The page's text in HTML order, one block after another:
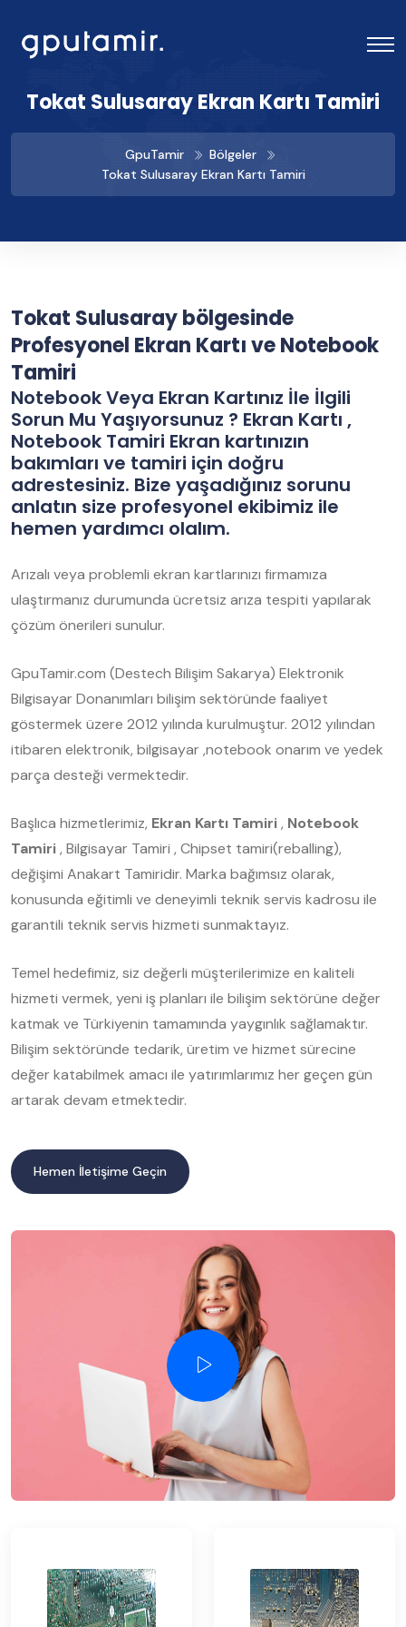
Tokat Sulusaray Ekran Kartı Tamiri
GpuTamir
Bölgeler
Tokat Sulusaray Ekran Kartı Tamiri
Tokat Sulusaray bölgesinde
Profesyonel Ekran Kartı ve Notebook
Tamiri
Notebook Veya Ekran Kartınız İle İlgili
Sorun Mu Yaşıyorsunuz ? Ekran Kartı ,
Notebook Tamiri Ekran kartınızın
bakımları ve tamiri için doğru
adrestesiniz. Bize yaşadığınız sorunu
anlatın size profesyonel ekibimiz ile
hemen yardımcı olalım.
Arızalı veya problemli ekran kartlarınızı firmamıza
ulaştırmanız durumunda ücretsiz arıza tespiti yapılarak
çözüm önerileri sunulur.
GpuTamir.com (Destech Bilişim Sakarya) Elektronik
Bilgisayar Donanımları bilişim sektöründe faaliyet
göstermek üzere 2012 yılında kurulmuştur. 2012 yılından
itibaren elektronik, bilgisayar ,notebook onarım ve yedek
parça desteği vermektedir.
Başlıca hizmetlerimiz, Ekran Kartı Tamiri, Notebook
Tamiri, Bilgisayar Tamiri , Chipset tamiri(reballing),
değişimi Anakart Tamiridir. Marka bağımsız olarak,
konusunda eğitimli ve deneyimli teknik servis kadrosu ile
garantili teknik servis hizmeti sunmaktayız.
Temel hedefimiz, siz değerli müşterilerimize en kaliteli
hizmeti vermek, yeni iş planları ile bilişim sektörüne değer
katmak ve Türkiyenin tamamında yaygınlık sağlamaktır.
Bilişim sektöründe tedarik, üretim ve hizmet sürecine
değer katabilmek amacı ile yatırımlarımız her geçen gün
artarak devam etmektedir.
Hemen İletişime Geçin